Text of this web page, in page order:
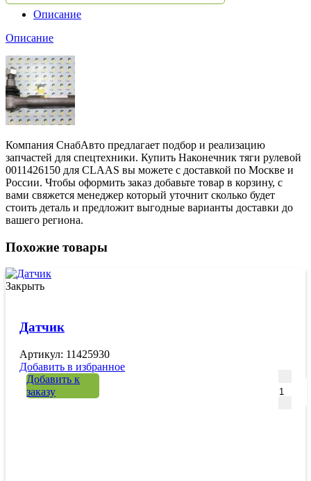
Описание
Описание
Компания СнабАвто предлагает подбор и реализацию
запчастей для спецтехники. Купить Наконечник тяги рулевой
0011426150 для CLAAS вы можете с доставкой по Москве и
России. Чтобы оформить заказ добавьте товар в корзину, с
вами свяжется менеджер который уточнит сколько будет
стоить деталь и предложит выгодные варианты доставки до
вашего региона.
Похожие товары
Закрыть
Датчик
Артикул: 11425930
Добавить в избранное
Добавить к
заказу